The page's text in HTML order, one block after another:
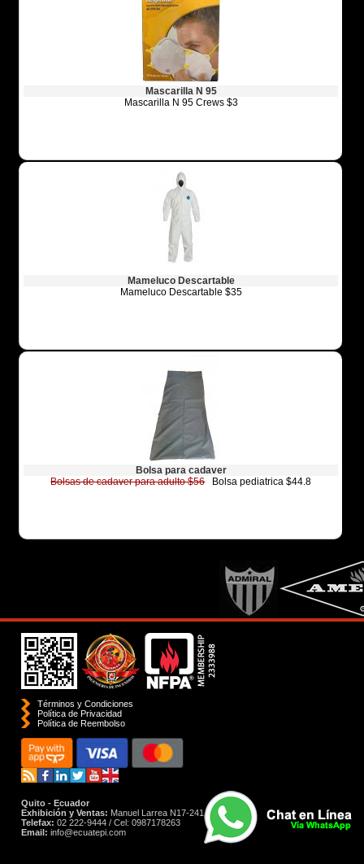
Mascarilla N 95
Mascarilla N 95 Crews $3
Mameluco Descartable
Mameluco Descartable $35
Bolsa para cadaver
Bolsas de cadaver para adulto $56Bolsa pediatrica $44.8
Términos y Condiciones
Política de Privacidad
Polí­tica de Reembolso
Quito - Ecuador
Exhibición y Ventas: Manuel Larrea N17-241 y Santiago
Telefax: 02 222-9444 / Cel: 0987178263
Email: info@ecuatepi.com